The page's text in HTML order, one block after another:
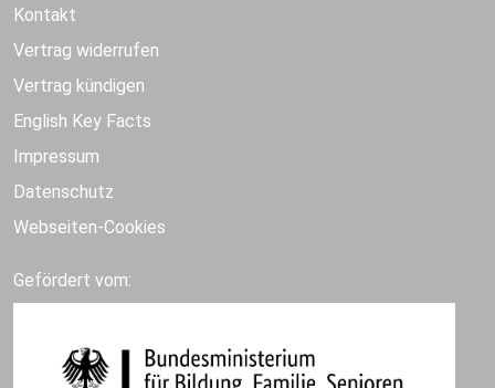
Kontakt
Vertrag widerrufen
Vertrag kündigen
English Key Facts
Impressum
Datenschutz
Webseiten-Cookies
Gefördert vom: